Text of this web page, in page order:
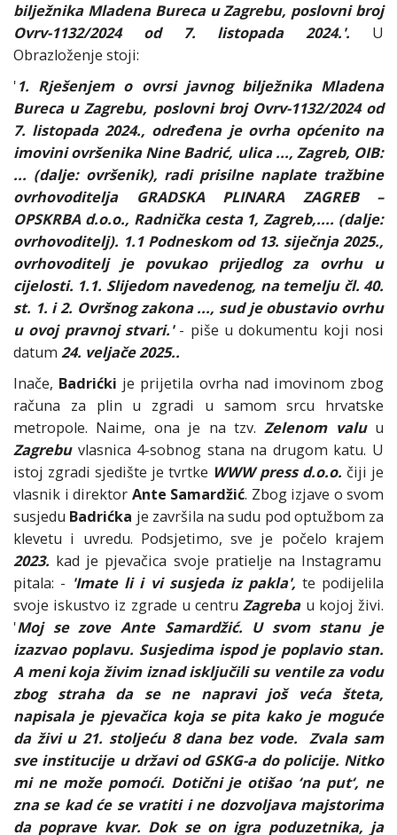
bilježnika Mladena Bureca u Zagrebu, poslovni broj
Ovrv-1132/2024 od 7. listopada 2024.'. U
Obrazloženje stoji:
'1. Rješenjem o ovrsi javnog bilježnika Mladena
Bureca u Zagrebu, poslovni broj Ovrv-1132/2024 od
7. listopada 2024., određena je ovrha općenito na
imovini ovršenika Nine Badrić, ulica ..., Zagreb, OIB:
... (dalje: ovršenik), radi prisilne naplate tražbine
ovrhovoditelja GRADSKA PLINARA ZAGREB –
OPSKRBA d.o.o., Radnička cesta 1, Zagreb,.... (dalje:
ovrhovoditelj). 1.1 Podneskom od 13. siječnja 2025.,
ovrhovoditelj je povukao prijedlog za ovrhu u
cijelosti. 1.1. Slijedom navedenog, na temelju čl. 40.
st. 1. i 2. Ovršnog zakona ..., sud je obustavio ovrhu
u ovoj pravnoj stvari.'- piše u dokumentu koji nosi
datum 24. veljače 2025..
Inače, Badrićki je prijetila ovrha nad imovinom zbog
računa za plin u zgradi u samom srcu hrvatske
metropole. Naime, ona je na tzv.Zelenom valu u
Zagrebu vlasnica 4-sobnog stana na drugom katu. U
istoj zgradi sjedište je tvrtke WWW press d.o.o. čiji je
vlasnik i direktor Ante Samardžić. Zbog izjave o svom
susjedu Badrićka je završila na sudu pod optužbom za
klevetu i uvredu. Podsjetimo, sve je počelo krajem
2023. kad je pjevačica svoje pratielje na Instagramu
pitala: - 'Imate li i vi susjeda iz pakla', te podijelila
svoje iskustvo iz zgrade u centru Zagrebau kojoj živi.
'Moj se zove Ante Samardžić. U svom stanu je
izazvao poplavu. Susjedima ispod je poplavio stan.
A meni koja živim iznad isključili su ventile za vodu
zbog straha da se ne napravi još veća šteta,
napisala je pjevačica koja se pita kako je moguće
da živi u 21. stoljeću 8 dana bez vode. Zvala sam
sve institucije u državi od GSKG-a do policije. Nitko
mi ne može pomoći. Dotični je otišao ‘na put‘, ne
zna se kad će se vratiti i ne dozvoljava majstorima
da poprave kvar. Dok se on igra poduzetnika, ja